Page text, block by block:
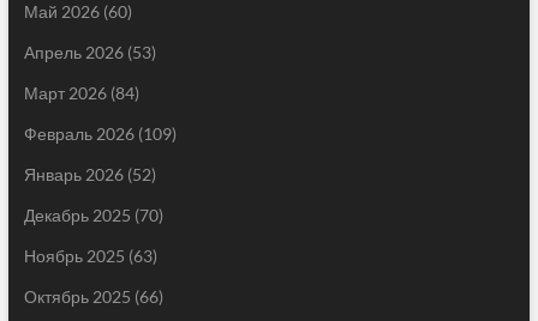
Май 2026(60)
Апрель 2026(53)
Март 2026(84)
Февраль 2026(109)
Январь 2026(52)
Декабрь 2025 (70)
Ноябрь 2025 (63)
Октябрь 2025 (66)